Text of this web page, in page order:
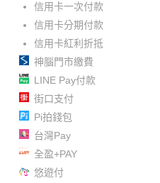
信用卡一次付款
信用卡分期付款
信用卡紅利折抵
神腦門市繳費
LINE Pay付款
街口支付
Pi拍錢包
台灣Pay
全盈+PAY
悠遊付